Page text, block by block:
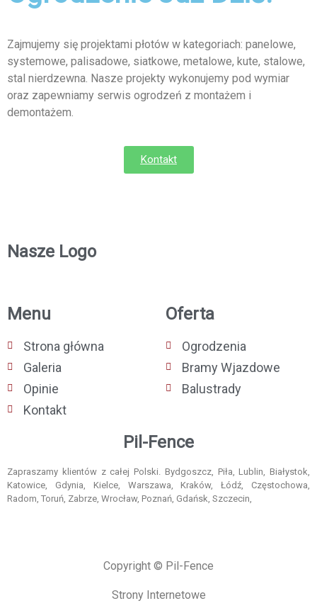
Zajmujemy się projektami płotów w kategoriach: panelowe,
systemowe, palisadowe, siatkowe, metalowe, kute, stalowe,
stal nierdzewna. Nasze projekty wykonujemy pod wymiar
oraz zapewniamy serwis ogrodzeń z montażem i
demontażem.
Kontakt
Nasze Logo
Menu
Strona główna
Galeria
Opinie
Kontakt
Oferta
Ogrodzenia
Bramy Wjazdowe
Balustrady
Pil-Fence
Zapraszamy klientów z całej Polski. Bydgoszcz, Piła, Lublin, Białystok,
Katowice, Gdynia, Kielce, Warszawa, Kraków, Łódź, Częstochowa,
Radom, Toruń, Zabrze, Wrocław, Poznań, Gdańsk, Szczecin,
Copyright © Pil-Fence
Strony Internetowe